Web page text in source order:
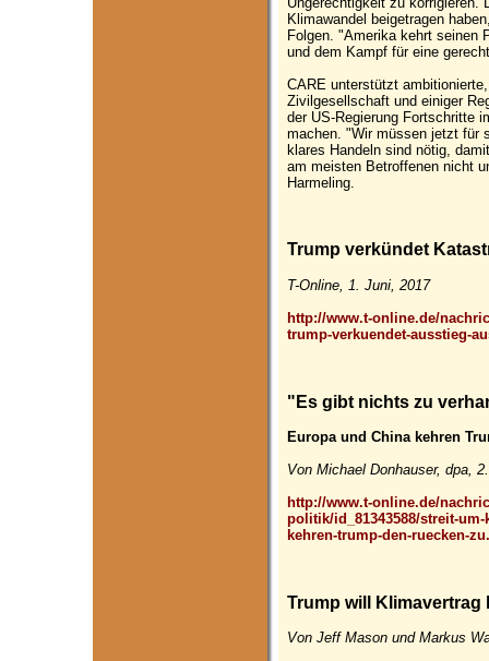
Klimawandel beigetragen
Folgen. "Amerika kehrt seinen
und dem Kampf für eine
CARE unterstützt
Zivilgesellschaft und einiger
der US-Regierung Fortschritte
machen. "Wir müssen jetzt für
klares Handeln sind nötig,
am meisten Betroffenen nicht
Harmeling.
Trump verkündet
T-Online, 1. Juni, 2017
http://www.t-online.de/
trump-verkuendet-ausstieg-
"Es gibt nichts zu
Europa und China kehren
Von Michael Donhauser, dpa,
http://www.t-online.de/
politik/id_81343588/streit-
kehren-trump-den-ruecken-
Trump will
Von Jeff Mason und Markus